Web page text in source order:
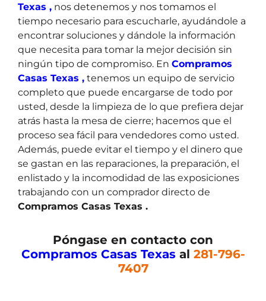
Texas , nos detenemos y nos tomamos el
tiempo necesario para escucharle, ayudándole a
encontrar soluciones y dándole la información
que necesita para tomar la mejor decisión sin
ningún tipo de compromiso. En Compramos
Casas Texas , tenemos un equipo de servicio
completo que puede encargarse de todo por
usted, desde la limpieza de lo que prefiera dejar
atrás hasta la mesa de cierre; hacemos que el
proceso sea fácil para vendedores como usted.
Además, puede evitar el tiempo y el dinero que
se gastan en las reparaciones, la preparación, el
enlistado y la incomodidad de las exposiciones
trabajando con un comprador directo de
Compramos Casas Texas .
Póngase en contacto con
Compramos Casas Texas al 281-796-
7407